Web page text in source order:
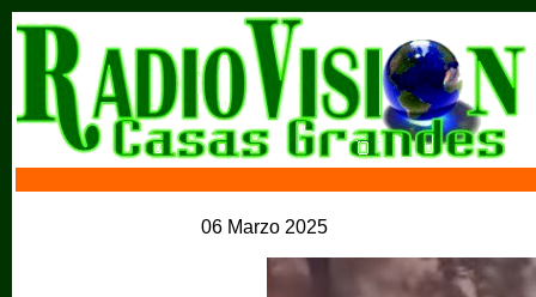
06 Marzo 2025